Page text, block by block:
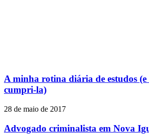
A minha rotina diária de estudos (e
cumpri-la)
28 de maio de 2017
Advogado criminalista em Nova